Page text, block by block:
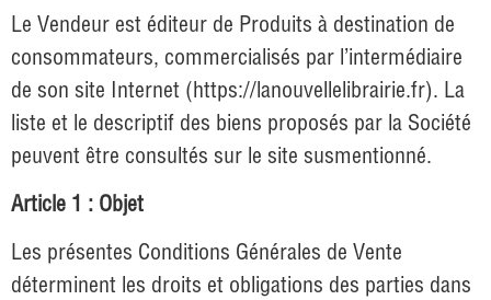
Le Vendeur est éditeur de Produits à destination de
consommateurs, commercialisés par l’intermédiaire
de son site Internet (https://lanouvellelibrairie.fr). La
liste et le descriptif des biens proposés par la Société
peuvent être consultés sur le site susmentionné.
Article 1 : Objet
Les présentes Conditions Générales de Vente
déterminent les droits et obligations des parties dans